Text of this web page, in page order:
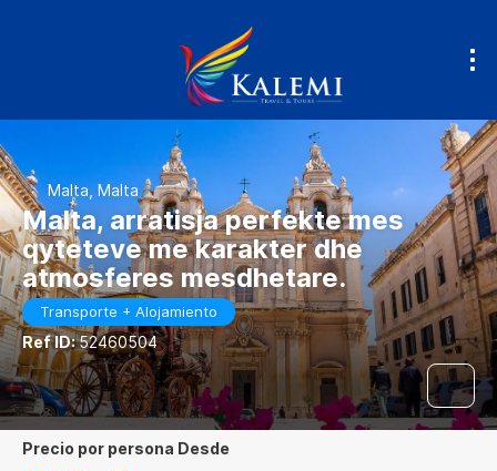
Malta, Malta
Malta, arratisja perfekte mes
qyteteve me karakter dhe
atmosferes mesdhetare.
Transporte + Alojamiento
Ref ID:52460504
precio por persona Desde